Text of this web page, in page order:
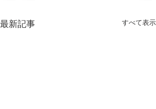
最新記事 すべて表示